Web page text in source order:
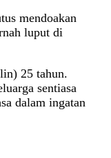
mendoakan
luput di
25 tahun.
sentiasa
dalam ingatan